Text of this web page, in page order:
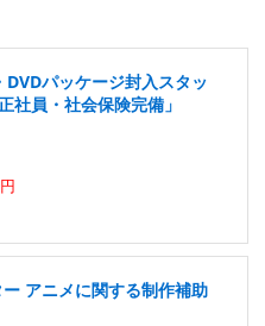
パッケージ封入スタッ
社員・社会保険完備」
アニメに関する制作補助